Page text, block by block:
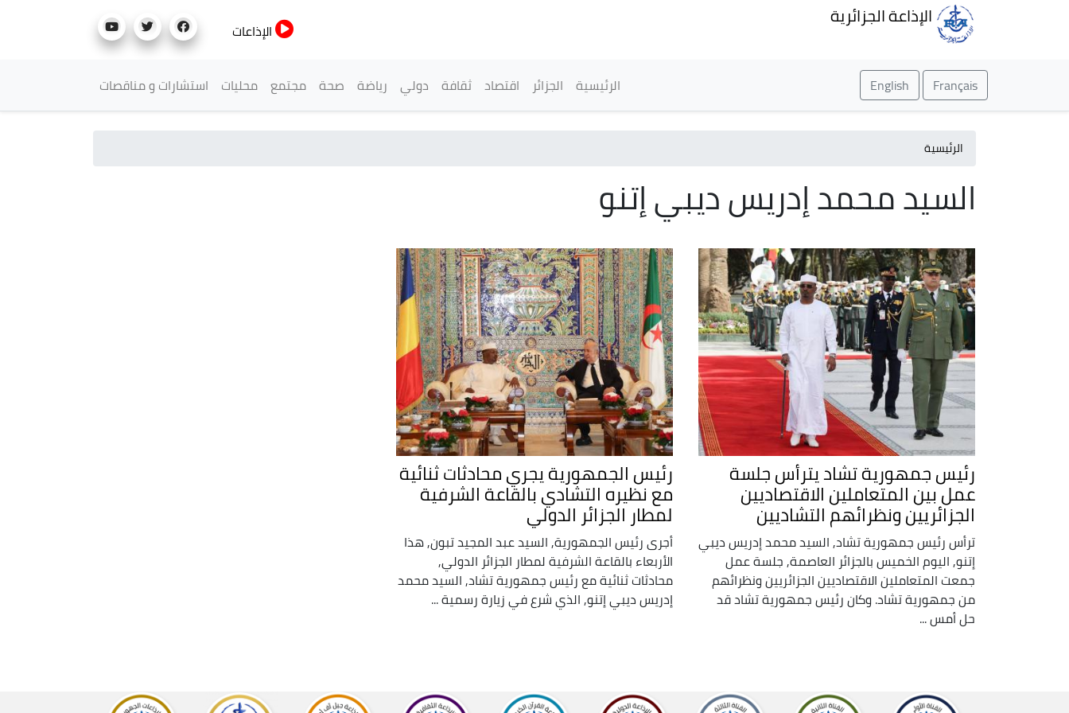
الإذاعة الجزائرية
الإذاعات
Français
English القائمة الرئيسية
الرئيسية الجزائر اقتصاد ثقافة دولي رياضة صحة مجتمع محليات استشارات و مناقصات
الرئيسية
السيد محمد إدريس ديبي إتنو
رئيس جمهورية تشاد يترأس جلسة
عمل بين المتعاملين الاقتصاديين
الجزائريين ونظرائهم التشاديين
ترأس رئيس جمهورية تشاد, السيد محمد إدريس ديبي
إتنو, اليوم الخميس بالجزائر العاصمة, جلسة عمل
جمعت المتعاملين الاقتصاديين الجزائريين ونظرائهم
من جمهورية تشاد. وكان رئيس جمهورية تشاد قد
حل أمس ...
رئيس الجمهورية يجري محادثات ثنائية
مع نظيره التشادي بالقاعة الشرفية
لمطار الجزائر الدولي
أجرى رئيس الجمهورية, السيد عبد المجيد تبون, هذا
الأربعاء بالقاعة الشرفية لمطار الجزائر الدولي,
محادثات ثنائية مع رئيس جمهورية تشاد, السيد محمد
إدريس ديبي إتنو, الذي شرع في زيارة رسمية ...